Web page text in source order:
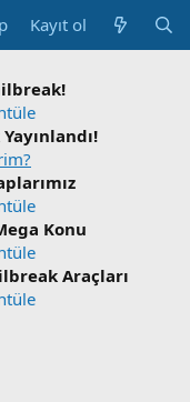
Kayıt ol
Konu
Araçları